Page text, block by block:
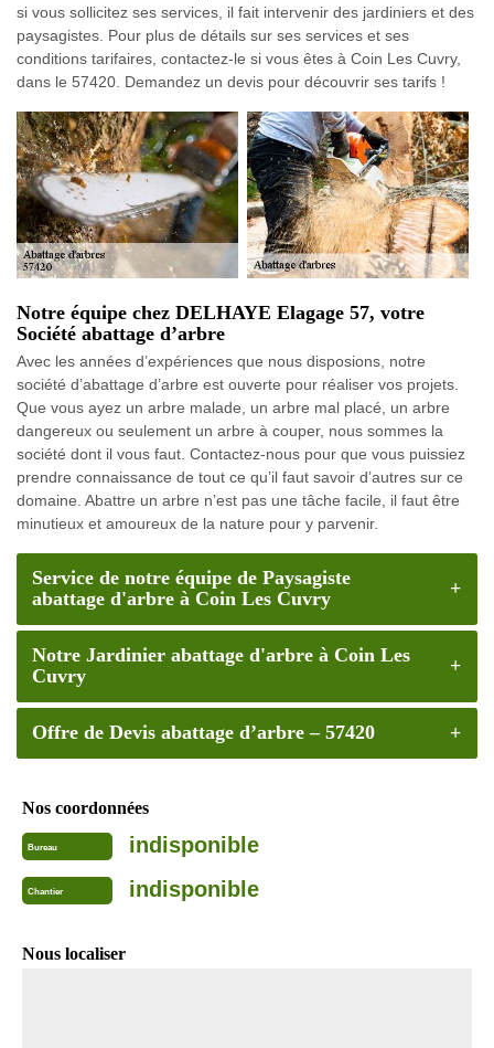
si vous sollicitez ses services, il fait intervenir des jardiniers et des
paysagistes. Pour plus de détails sur ses services et ses
conditions tarifaires, contactez-le si vous êtes à Coin Les Cuvry,
dans le 57420. Demandez un devis pour découvrir ses tarifs !
Notre équipe chez DELHAYE Elagage 57, votre
Société abattage d’arbre
Avec les années d’expériences que nous disposions, notre
société d’abattage d’arbre est ouverte pour réaliser vos projets.
Que vous ayez un arbre malade, un arbre mal placé, un arbre
dangereux ou seulement un arbre à couper, nous sommes la
société dont il vous faut. Contactez-nous pour que vous puissiez
prendre connaissance de tout ce qu’il faut savoir d’autres sur ce
domaine. Abattre un arbre n’est pas une tâche facile, il faut être
minutieux et amoureux de la nature pour y parvenir.
Service de notre équipe de Paysagiste
abattage d'arbre à Coin Les Cuvry
Notre Jardinier abattage d'arbre à Coin Les
Cuvry
Offre de Devis abattage d’arbre – 57420
Nos coordonnées
Bureau indisponible
Chantier indisponible
Nous localiser